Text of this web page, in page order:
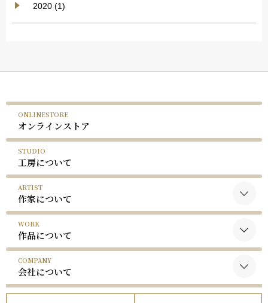
2020 (1)
ONLINESTORE
オンラインストア
STUDIO
工房について
ARTIST
作家について
黒木国昭について
谷口榮について
略歴
受賞歴
WORK
作品について
黒木国昭の作品
谷口榮の作品
COMPANY
会社について